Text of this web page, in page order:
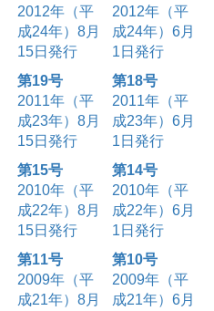
2012年（平
成24年）8月
15日発行
2012年（平
成24年）6月
1日発行
第19号
2011年（平
成23年）8月
15日発行
第18号
2011年（平
成23年）6月
1日発行
第15号
2010年（平
成22年）8月
15日発行
第14号
2010年（平
成22年）6月
1日発行
第11号
2009年（平
成21年）8月
第10号
2009年（平
成21年）6月